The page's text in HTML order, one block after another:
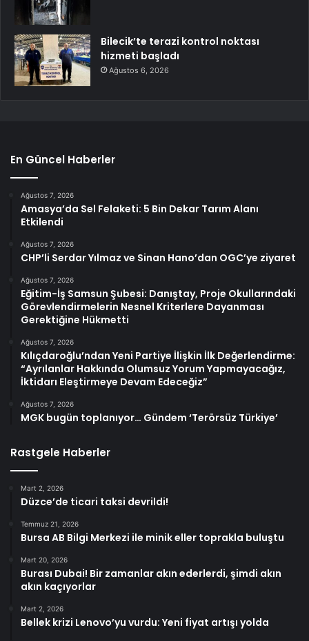
Bilecik’te terazi kontrol noktası
hizmeti başladı
Ağustos 6, 2026
En Güncel Haberler
Ağustos 7, 2026
Amasya’da Sel Felaketi: 5 Bin Dekar Tarım Alanı
Etkilendi
Ağustos 7, 2026
CHP’li Serdar Yılmaz ve Sinan Hano’dan OGC’ye ziyaret
Ağustos 7, 2026
Eğitim-İş Samsun Şubesi: Danıştay, Proje Okullarındaki
Görevlendirmelerin Nesnel Kriterlere Dayanması
Gerektiğine Hükmetti
Ağustos 7, 2026
Kılıçdaroğlu’ndan Yeni Partiye İlişkin İlk Değerlendirme:
“Ayrılanlar Hakkında Olumsuz Yorum Yapmayacağız,
İktidarı Eleştirmeye Devam Edeceğiz”
Ağustos 7, 2026
MGK bugün toplanıyor… Gündem ‘Terörsüz Türkiye’
Rastgele Haberler
Mart 2, 2026
Düzce’de ticari taksi devrildi!
Temmuz 21, 2026
Bursa AB Bilgi Merkezi ile minik eller toprakla buluştu
Mart 20, 2026
Burası Dubai! Bir zamanlar akın ederlerdi, şimdi akın
akın kaçıyorlar
Mart 2, 2026
Bellek krizi Lenovo’yu vurdu: Yeni fiyat artışı yolda